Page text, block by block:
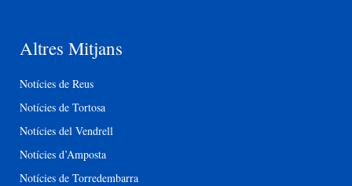
Altres Mitjans
Notícies de Reus
Notícies de Tortosa
Notícies del Vendrell
Notícies d’Amposta
Notícies de Torredembarra